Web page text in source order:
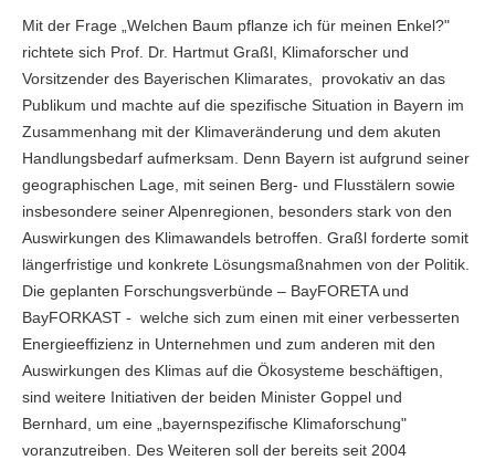
Mit der Frage „Welchen Baum pflanze ich für meinen Enkel?"
richtete sich Prof. Dr. Hartmut Graßl, Klimaforscher und
Vorsitzender des Bayerischen Klimarates, provokativ an das
Publikum und machte auf die spezifische Situation in Bayern im
Zusammenhang mit der Klimaveränderung und dem akuten
Handlungsbedarf aufmerksam. Denn Bayern ist aufgrund seiner
geographischen Lage, mit seinen Berg- und Flusstälern sowie
insbesondere seiner Alpenregionen, besonders stark von den
Auswirkungen des Klimawandels betroffen. Graßl forderte somit
längerfristige und konkrete Lösungsmaßnahmen von der Politik.
Die geplanten Forschungsverbünde – BayFORETA und
BayFORKAST - welche sich zum einen mit einer verbesserten
Energieeffizienz in Unternehmen und zum anderen mit den
Auswirkungen des Klimas auf die Ökosysteme beschäftigen,
sind weitere Initiativen der beiden Minister Goppel und
Bernhard, um eine „bayernspezifische Klimaforschung"
voranzutreiben. Des Weiteren soll der bereits seit 2004